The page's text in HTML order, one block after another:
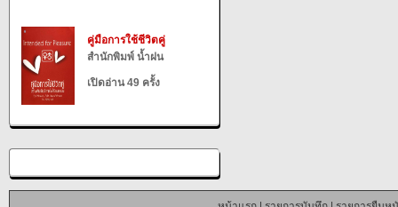
คู่มือการใช้ชีวิตคู่
สำนักพิมพ์ น้ำฝน
เปิดอ่าน 49 ครั้ง